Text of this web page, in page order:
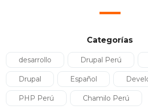
Categorías
desarrollo Drupal Perú
Drupal Español
PHP Perú Chamilo Perú